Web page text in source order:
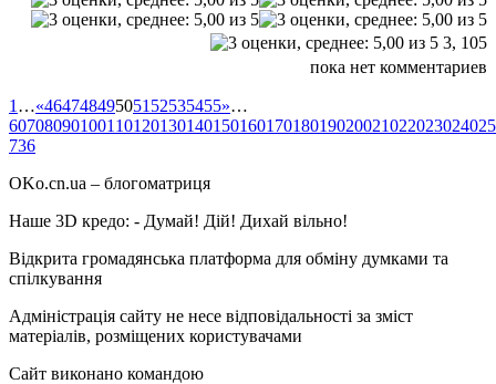
3, 105
пока нет комментариев
1 …«464748495051 52535455»…
60708090100110120130140150160170180190200210220230240
736
OKo.cn.ua – блогоматриця
Наше 3D кредо: - Думай! Дій! Дихай вільно!
Відкрита громадянська платформа для обміну думками та
спілкування
Адміністрація сайту не несе відповідальності за зміст
матеріалів, розміщених користувачами
Сайт виконано командою